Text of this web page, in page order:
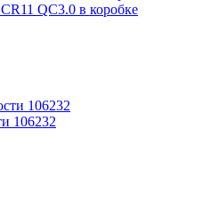
QC3.0 в коробке
106232